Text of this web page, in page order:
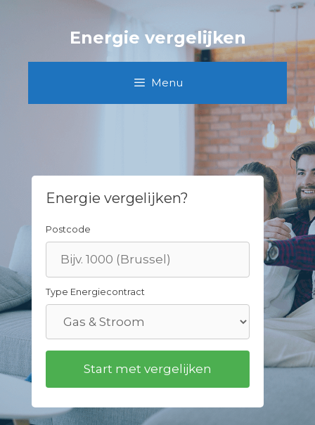
Energie vergelijken
Menu
Energie vergelijken?
Postcode
Type Energiecontract